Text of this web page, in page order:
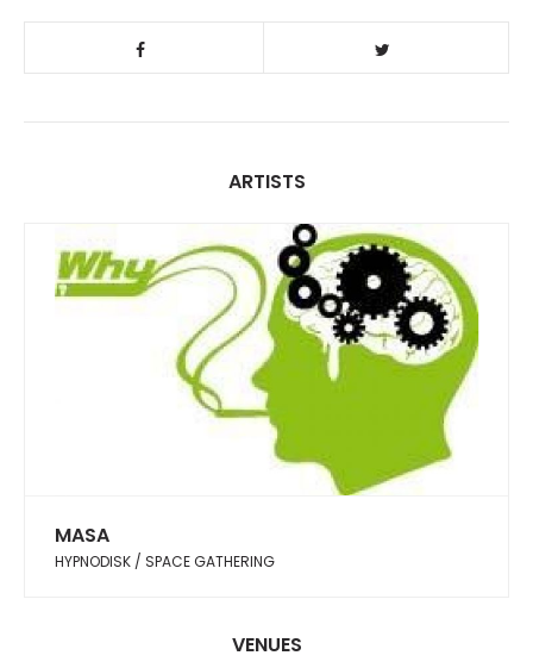
ARTISTS
MASA
HYPNODISK / SPACE GATHERING
VENUES